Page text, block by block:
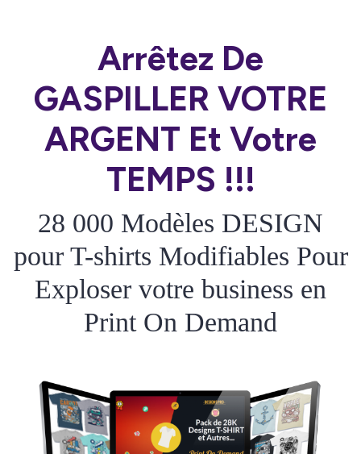
Arrêtez De
GASPILLER VOTRE
ARGENT Et Votre
TEMPS !!!
28 000 Modèles DESIGN
pour T-shirts Modifiables Pour
Exploser votre business en
Print On Demand